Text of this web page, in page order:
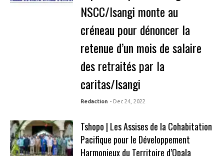
NSCC/Isangi monte au
créneau pour dénoncer la
retenue d’un mois de salaire
des retraités par la
caritas/Isangi
Redaction - Dec 24, 2022
Tshopo | Les Assises de la Cohabitation
Pacifique pour le Développement
Harmonieux du Territoire d’Opala